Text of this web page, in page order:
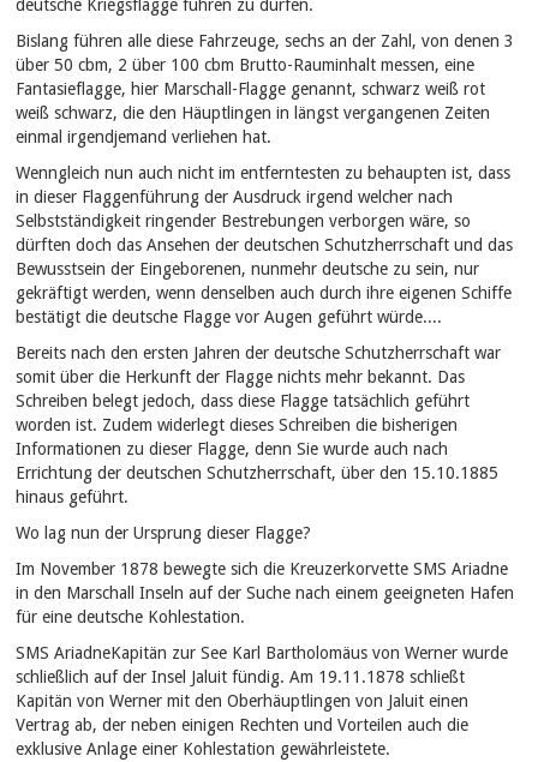
deutsche Kriegsflagge führen zu dürfen.
Bislang führen alle diese Fahrzeuge, sechs an der Zahl, von denen 3
über 50 cbm, 2 über 100 cbm Brutto-Rauminhalt messen, eine
Fantasieflagge, hier Marschall-Flagge genannt, schwarz weiß rot
weiß schwarz, die den Häuptlingen in längst vergangenen Zeiten
einmal irgendjemand verliehen hat.
Wenngleich nun auch nicht im entferntesten zu behaupten ist, dass
in dieser Flaggenführung der Ausdruck irgend welcher nach
Selbstständigkeit ringender Bestrebungen verborgen wäre, so
dürften doch das Ansehen der deutschen Schutzherrschaft und das
Bewusstsein der Eingeborenen, nunmehr deutsche zu sein, nur
gekräftigt werden, wenn denselben auch durch ihre eigenen Schiffe
bestätigt die deutsche Flagge vor Augen geführt würde....
Bereits nach den ersten Jahren der deutsche Schutzherrschaft war
somit über die Herkunft der Flagge nichts mehr bekannt. Das
Schreiben belegt jedoch, dass diese Flagge tatsächlich geführt
worden ist. Zudem widerlegt dieses Schreiben die bisherigen
Informationen zu dieser Flagge, denn Sie wurde auch nach
Errichtung der deutschen Schutzherrschaft, über den 15.10.1885
hinaus geführt.
Wo lag nun der Ursprung dieser Flagge?
Im November 1878 bewegte sich die Kreuzerkorvette SMS Ariadne
in den Marschall Inseln auf der Suche nach einem geeigneten Hafen
für eine deutsche Kohlestation.
SMS AriadneKapitän zur See Karl Bartholomäus von Werner wurde
schließlich auf der Insel Jaluit fündig. Am 19.11.1878 schließt
Kapitän von Werner mit den Oberhäuptlingen von Jaluit einen
Vertrag ab, der neben einigen Rechten und Vorteilen auch die
exklusive Anlage einer Kohlestation gewährleistete.